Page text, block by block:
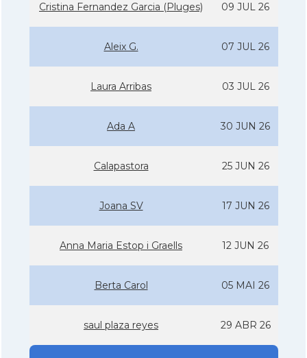
Cristina Fernandez Garcia (Pluges) 09 JUL 26
Aleix G. 07 JUL 26
Laura Arribas 03 JUL 26
Ada A 30 JUN 26
Calapastora 25 JUN 26
Joana SV 17 JUN 26
Anna Maria Estop i Graells 12 JUN 26
Berta Carol 05 MAI 26
saul plaza reyes 29 ABR 26